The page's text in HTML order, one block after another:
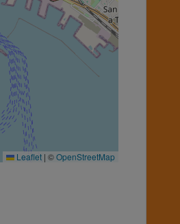
Leaflet | ©OpenStreetMap